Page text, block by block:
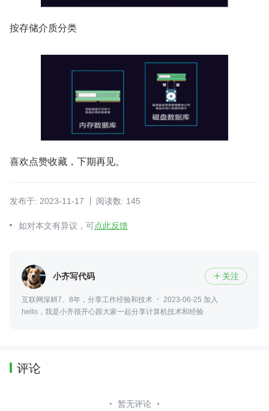
按存储介质分类
喜欢点赞收藏，下期再见。
发布于: 2023-11-17 阅读数: 145
如对本文有异议，可点此反馈
小齐写代码  关注
互联网深耕7、8年，分享工作经验和技术
2023-06-25 加入
hello，我是小齐很开心跟大家一起分享计算机技术和经验
评论
暂无评论